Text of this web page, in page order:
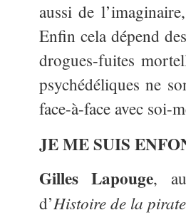
aussi de
Enfin cela dépend
drogues-fuites
psychédéliques ne
face-à-face avec soi-
JE ME SUIS
Gilles Lapouge,
d’Histoire de la